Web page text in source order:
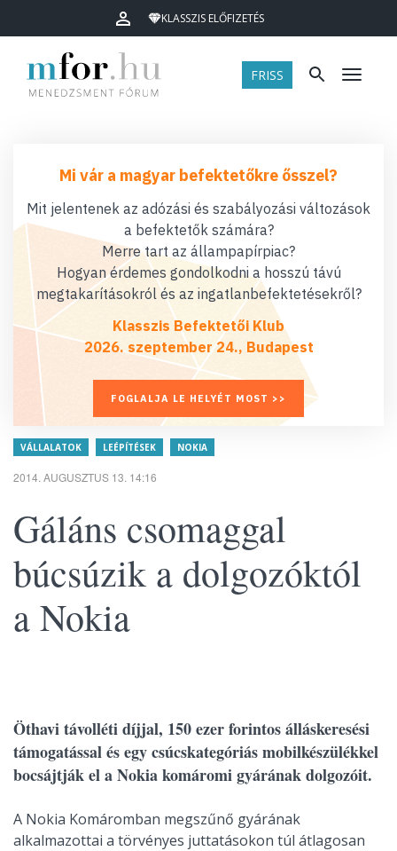
KLASSZIS ELŐFIZETÉS
FRISS Menü
Mi vár a magyar befektetőkre ősszel?
Mit jelentenek az adózási és szabályozási változások
a befektetők számára?
Merre tart az állampapírpiac?
Hogyan érdemes gondolkodni a hosszú távú
megtakarításokról és az ingatlanbefektetésekről?
Klasszis Befektetői Klub
2026. szeptember 24., Budapest
FOGLALJA LE HELYÉT MOST >>
VÁLLALATOK LEÉPÍTÉSEK NOKIA
2014. AUGUSZTUS 13. 14:16
Gáláns csomaggal
búcsúzik a dolgozóktól
a Nokia
Öthavi távolléti díjjal, 150 ezer forintos álláskeresési
támogatással és egy csúcskategóriás mobilkészülékkel
bocsájtják el a Nokia komáromi gyárának dolgozóit.
A Nokia Komáromban megszűnő gyárának
alkalmazottai a törvényes juttatásokon túl átlagosan